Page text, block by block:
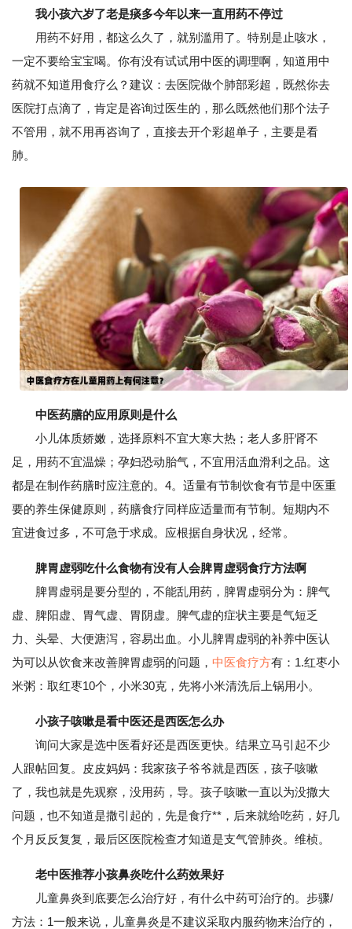
我小孩六岁了老是痰多今年以来一直用药不停过
用药不好用，都这么久了，就别滥用了。特别是止咳水，
一定不要给宝宝喝。你有没有试试用中医的调理啊，知道用中
药就不知道用食疗么？建议：去医院做个肺部彩超，既然你去
医院打点滴了，肯定是咨询过医生的，那么既然他们那个法子
不管用，就不用再咨询了，直接去开个彩超单子，主要是看
肺。
中医药膳的应用原则是什么
小儿体质娇嫩，选择原料不宜大寒大热；老人多肝肾不
足，用药不宜温燥；孕妇恐动胎气，不宜用活血滑利之品。这
都是在制作药膳时应注意的。4。适量有节制饮食有节是中医重
要的养生保健原则，药膳食疗同样应适量而有节制。短期内不
宜进食过多，不可急于求成。应根据自身状况，经常。
脾胃虚弱吃什么食物有没有人会脾胃虚弱食疗方法啊
脾胃虚弱是要分型的，不能乱用药，脾胃虚弱分为：脾气
虚、脾阳虚、胃气虚、胃阴虚。脾气虚的症状主要是气短乏
力、头晕、大便溏泻，容易出血。小儿脾胃虚弱的补养中医认
为可以从饮食来改善脾胃虚弱的问题， 中医食疗方有：1.红枣小
米粥：取红枣10个，小米30克，先将小米清洗后上锅用小。
小孩子咳嗽是看中医还是西医怎么办
询问大家是选中医看好还是西医更快。结果立马引起不少
人跟帖回复。皮皮妈妈：我家孩子爷爷就是西医，孩子咳嗽
了，我也就是先观察，没用药，导。孩子咳嗽一直以为没撒大
问题，也不知道是撒引起的，先是食疗**，后来就给吃药，好几
个月反反复复，最后区医院检查才知道是支气管肺炎。维桢。
老中医推荐小孩鼻炎吃什么药效果好
儿童鼻炎到底要怎么治疗好，有什么中药可治疗的。步骤/
方法：1一般来说，儿童鼻炎是不建议采取内服药物来治疗的，